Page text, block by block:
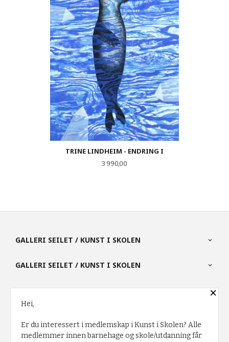
TRINE LINDHEIM - ENDRING I
Pris
3 990,00
GALLERI SEILET / KUNST I SKOLEN
GALLERI SEILET / KUNST I SKOLEN
PARTNERE
FRAKT KJØPSBETINGELSER SIKKERHET OG PERSONVERN
×
Hei,
Er du interessert i medlemskap i Kunst i Skolen? Alle
medlemmer innen barnehage og skole/utdanning får